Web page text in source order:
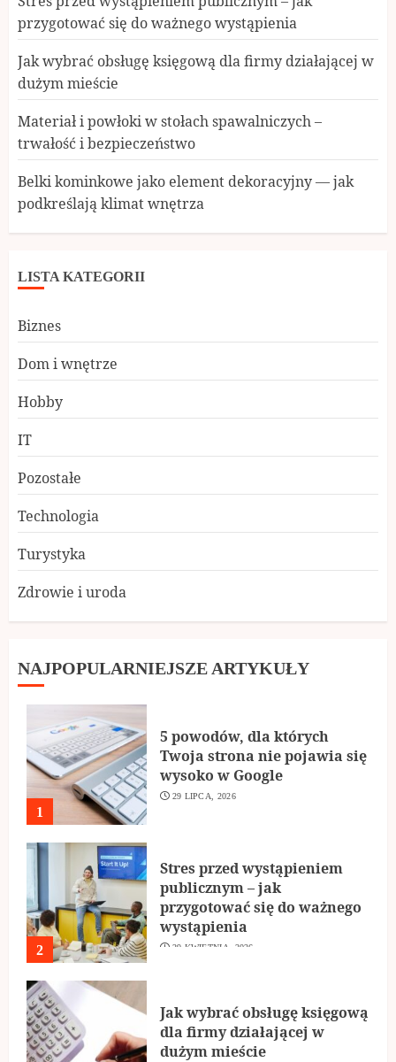
przygotować się do ważnego wystąpienia
Jak wybrać obsługę księgową dla firmy działającej w
dużym mieście
Materiał i powłoki w stołach spawalniczych –
trwałość i bezpieczeństwo
Belki kominkowe jako element dekoracyjny — jak
podkreślają klimat wnętrza
LISTA KATEGORII
Biznes
Dom i wnętrze
Hobby
IT
Pozostałe
Technologia
Turystyka
Zdrowie i uroda
NAJPOPULARNIEJSZE ARTYKUŁY
1
5 powodów, dla których
Twoja strona nie pojawia się
wysoko w Google
29 LIPCA, 2026
2
Stres przed wystąpieniem
publicznym – jak
przygotować się do ważnego
wystąpienia
29 KWIETNIA, 2026
Jak wybrać obsługę księgową
dla firmy działającej w
dużym mieście